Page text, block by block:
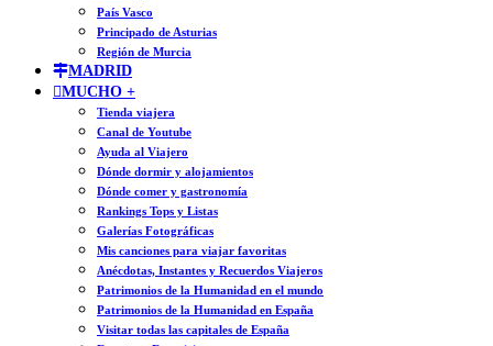
País Vasco
Principado de Asturias
Región de Murcia
MADRID
MUCHO +
Tienda viajera
Canal de Youtube
Ayuda al Viajero
Dónde dormir y alojamientos
Dónde comer y gastronomía
Rankings Tops y Listas
Galerías Fotográficas
Mis canciones para viajar favoritas
Anécdotas, Instantes y Recuerdos Viajeros
Patrimonios de la Humanidad en el mundo
Patrimonios de la Humanidad en España
Visitar todas las capitales de España